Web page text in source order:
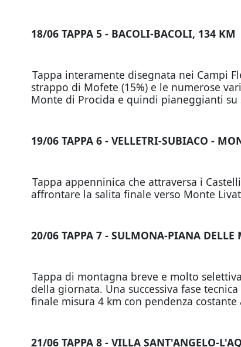
18/06 TAPPA 5 - BACOLI-BACOLI, 134 KM
Tappa interamente disegnata nei Campi
strappo di Mofete (15%) e le numerose
Monte di Procida e quindi pianeggianti
19/06 TAPPA 6 - VELLETRI-SUBIACO -
Tappa appenninica che attraversa i
affrontare la salita finale verso Monte
20/06 TAPPA 7 - SULMONA-PIANA DELLE
Tappa di montagna breve e molto
della giornata. Una successiva fase
finale misura 4 km con pendenza costante
21/06 TAPPA 8 - VILLA SANT'ANGELO-